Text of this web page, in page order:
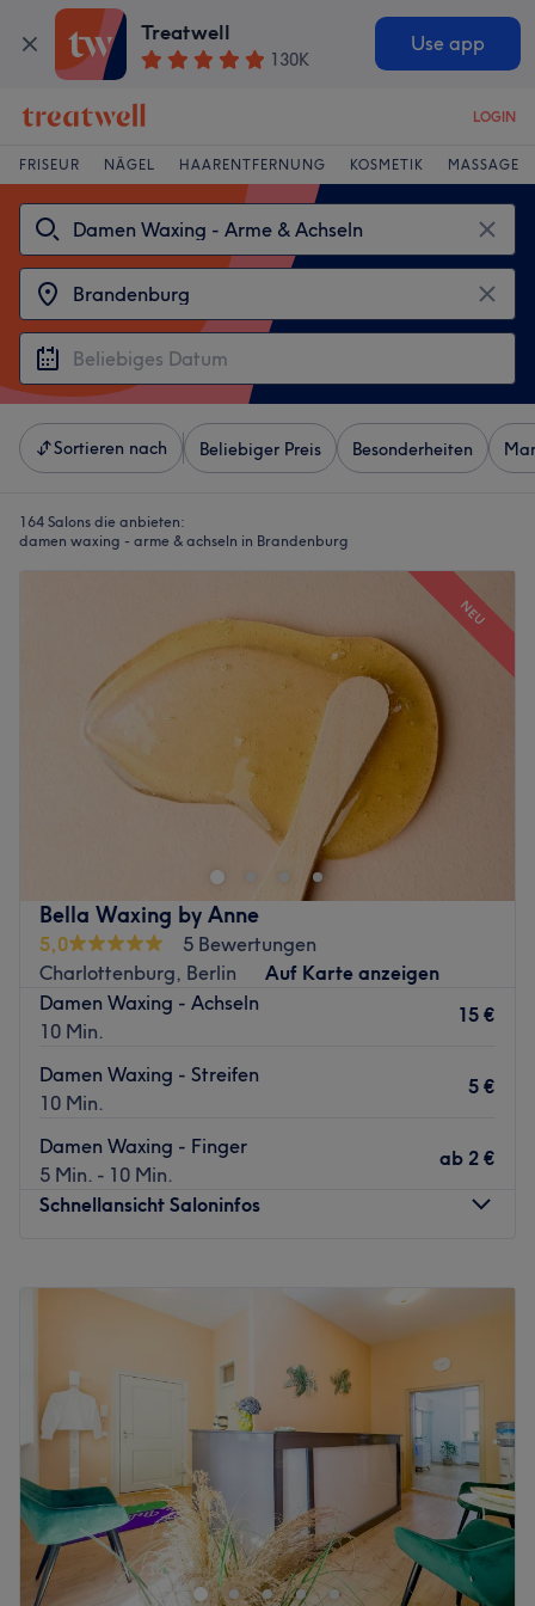
Treatwell
130K
Use app
LOGIN
FRISEUR NÄGEL HAARENTFERNUNG KOSMETIK MASSAGE
Sortieren nach Beliebiger Preis Besonderheiten
164 Salons die anbieten:
damen waxing - arme & achseln in Brandenburg
NEU
Bella Waxing by Anne
5,0
5 Bewertungen
Charlottenburg, Berlin
Auf Karte anzeigen
Damen Waxing - Achseln
10 Min.
15 €
Damen Waxing - Streifen
10 Min.
5 €
Damen Waxing - Finger
5 Min. - 10 Min.
ab 2 €
Schnellansicht Saloninfos
Dienstag
10:00–20:00
20:00
Freitag
–20:00
Samstag
–18:00
Sonntag
Geschlossen
Im Bella Waxing, deinem Experten für sanfte
Haarentfernung in Berlin, dreht sich alles um samtweiche
Haut und dein persönliches Wohlbefinden. Ob
gründliches Waxing für Damen und Herren oder ein